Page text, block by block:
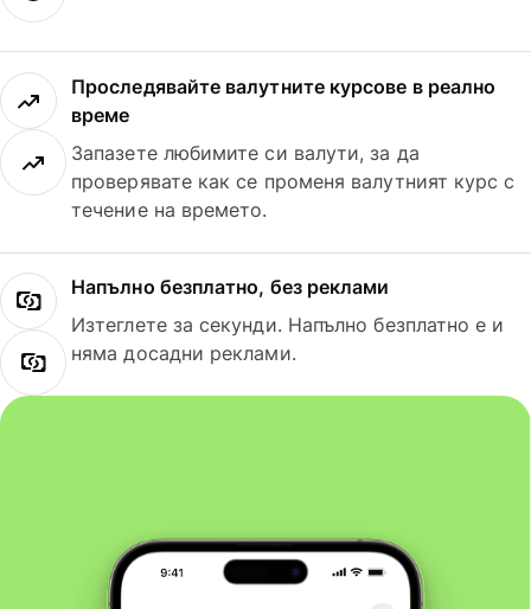
Проследявайте валутните курсове в реално
време
Запазете любимите си валути, за да
проверявате как се променя валутният курс с
течение на времето.
Напълно безплатно, без реклами
Изтеглете за секунди. Напълно безплатно е и
няма досадни реклами.